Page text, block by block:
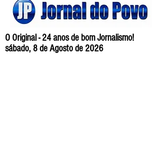
O Original - 24 anos de bom Jornalismo!
sábado, 8 de Agosto de 2026